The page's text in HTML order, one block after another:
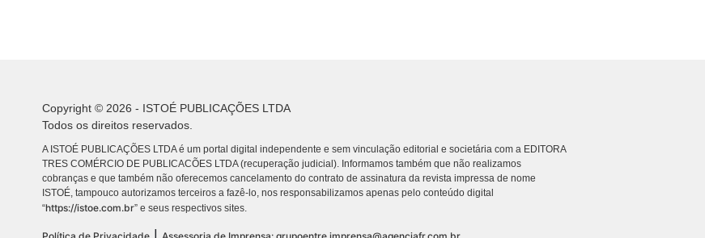
Copyright © 2026 - ISTOÉ PUBLICAÇÕES LTDA
Todos os direitos reservados.
A ISTOÉ PUBLICAÇÕES LTDA é um portal digital independente e sem vinculação editorial e societária com a EDITORA
TRES COMÉRCIO DE PUBLICACÕES LTDA (recuperação judicial). Informamos também que não realizamos
cobranças e que também não oferecemos cancelamento do contrato de assinatura da revista impressa de nome
ISTOÉ, tampouco autorizamos terceiros a fazê-lo, nos responsabilizamos apenas pelo conteúdo digital
“https://istoe.com.br” e seus respectivos sites.